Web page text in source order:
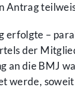
Antrag
erfolgte –
der
an die BMJ
werde, soweit